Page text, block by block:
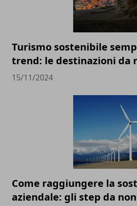
Turismo sostenibile
trend: le destinazioni da
15/11/2024
Come raggiungere la
aziendale: gli step da